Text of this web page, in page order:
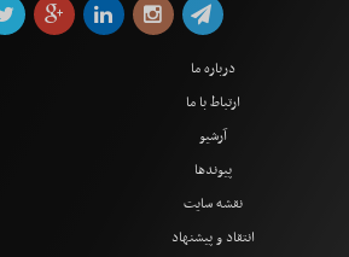
درباره ما
ارتباط با ما
آرشیو
پیوندها
نقشه سایت
انتقاد و پیشنهاد